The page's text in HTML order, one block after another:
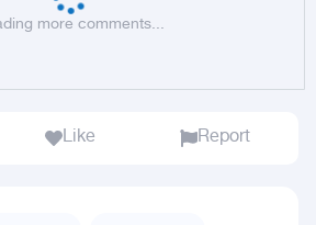
more comments...
Like Report